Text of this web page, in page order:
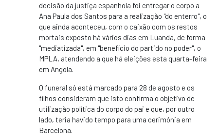
decisão da justiça espanhola foi entregar o corpo a
Ana Paula dos Santos para a realização "do enterro", o
que ainda aconteceu, com o caixão com os restos
mortais exposto há vários dias em Luanda, de forma
"mediatizada", em "benefício do partido no poder", o
MPLA, atendendo a que há eleições esta quarta-feira
em Angola.
O funeral só está marcado para 28 de agosto e os
filhos consideram que isto confirma o objetivo de
utilização política do corpo do pai e que, por outro
lado, teria havido tempo para uma cerimónia em
Barcelona.